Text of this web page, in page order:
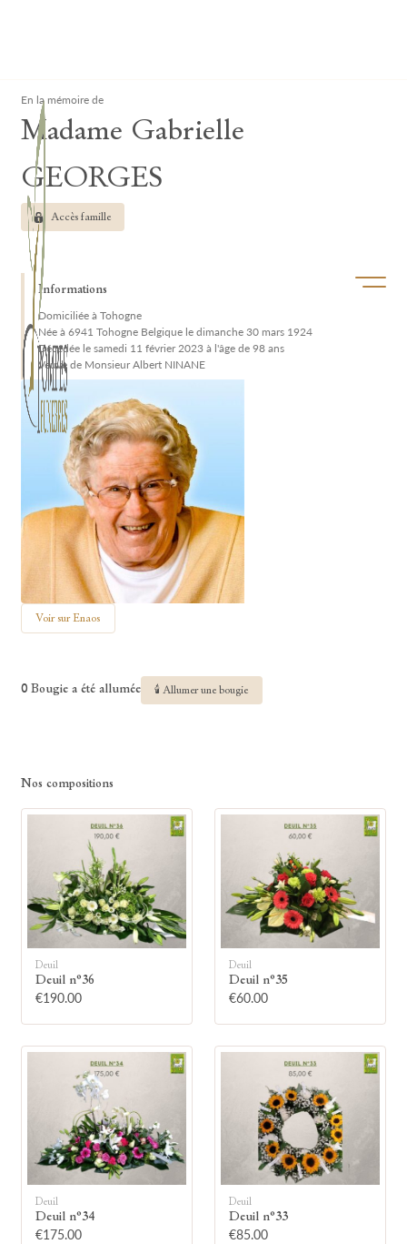
Ouvrir/
En la mémoire de
Madame Gabrielle
GEORGES
Accès famille
Informations
Domiciliée à Tohogne
Née à 6941 Tohogne Belgique le dimanche 30 mars 1924
Décédée le samedi 11 février 2023 à l'âge de 98 ans
Veuve de Monsieur Albert NINANE
Voir sur Enaos
0 Bougie a été allumée 🕯 Allumer une bougie
Allumez une bougie
Montrez votre soutien à la famille en
allumant symboliquement une bougie.
Votre prénom
Nos compositions
Deuil
Deuil n°36
€190.00
Deuil
Deuil n°35
€60.00
Deuil
Deuil n°34
€175.00
Deuil
Deuil n°33
€85.00